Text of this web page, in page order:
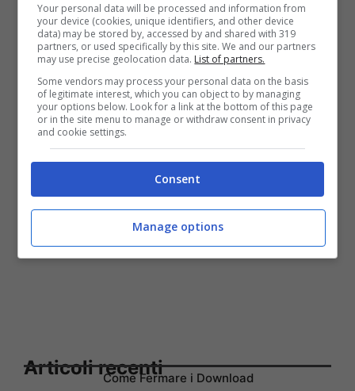
poter raggiungere agevolmente la zona
antica della città. La navetta è una delle
soluzioni che va in tal senso.» Il costo del
biglietto andata/ritorno è di 1 euro
Articoli recentiCome Fermare i Download
Your personal data will be processed and information from
your device (cookies, unique identifiers, and other device
data) may be stored by, accessed by and shared with 319
partners, or used specifically by this site. We and our partners
may use precise geolocation data. List of partners.
Some vendors may process your personal data on the basis
of legitimate interest, which you can object to by managing
your options below. Look for a link at the bottom of this page
or in the site menu to manage or withdraw consent in privacy
and cookie settings.
Consent
Manage options